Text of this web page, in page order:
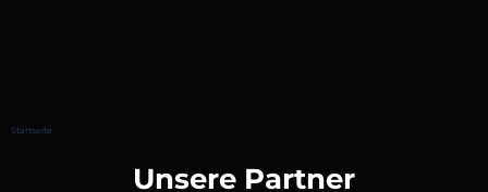
Startseite
Unsere Partner